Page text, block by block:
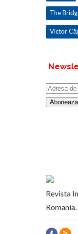
The
Victor
Revista
Romania.